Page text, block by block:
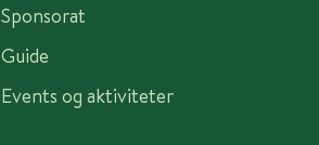
Sponsorat
Guide
Events og aktiviteter